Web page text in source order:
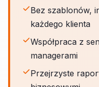
Bez szablonów,
każdego klienta
Współpraca z
managerami
Przejrzyste